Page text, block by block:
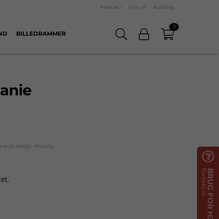
Kontakt Om os Katalog
0
BILLEDRAMMER
er ekskl. moms.

Kontakt os